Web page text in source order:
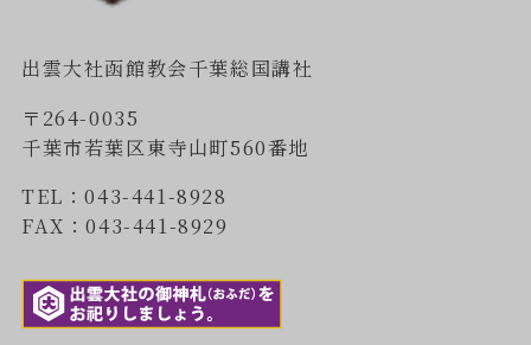
出雲大社函館教会千葉総国講社
〒264-0035
千葉市若葉区東寺山町560番地
TEL：043-441-8928
FAX：043-441-8929